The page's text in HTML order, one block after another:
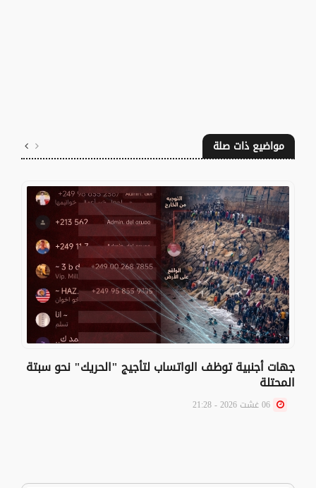
مواضيع ذات صلة
جهات أجنبية توظف الواتساب لتأجيج "الحريك" نحو سبتة
المحتلة